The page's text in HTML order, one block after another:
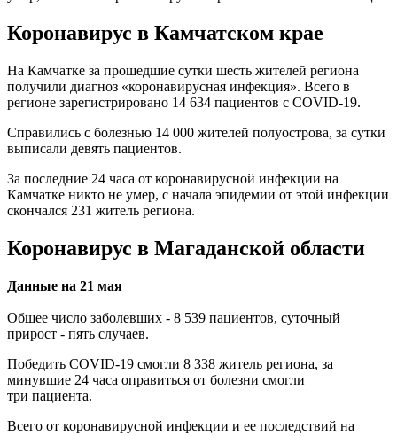
Коронавирус в Камчатском крае
На Камчатке за прошедшие сутки шесть жителей региона
получили диагноз «коронавирусная инфекция». Всего в
регионе зарегистрировано 14 634 пациентов с COVID-19.
Справились с болезнью 14 000 жителей полуострова, за сутки
выписали девять пациентов.
За последние 24 часа от коронавирусной инфекции на
Камчатке никто не умер, с начала эпидемии от этой инфекции
скончался 231 житель региона.
Коронавирус в Магаданской области
Данные на 21 мая
Общее число заболевших - 8 539 пациентов, суточный
прирост - пять случаев.
Победить COVID-19 смогли 8 338 житель региона, за
минувшие 24 часа оправиться от болезни смогли
три пациента.
Всего от коронавирусной инфекции и ее последствий на